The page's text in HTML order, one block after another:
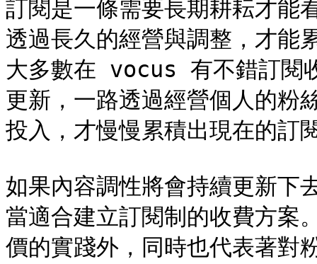
訂閱是一條需要長期耕耘才能
透過長久的經營與調整，才能
大多數在 vocus 有不錯訂閱
更新，一路透過經營個人的粉
投入，才慢慢累積出現在的訂
如果內容調性將會持續更新下
當適合建立訂閱制的收費方案
價的實踐外，同時也代表著對